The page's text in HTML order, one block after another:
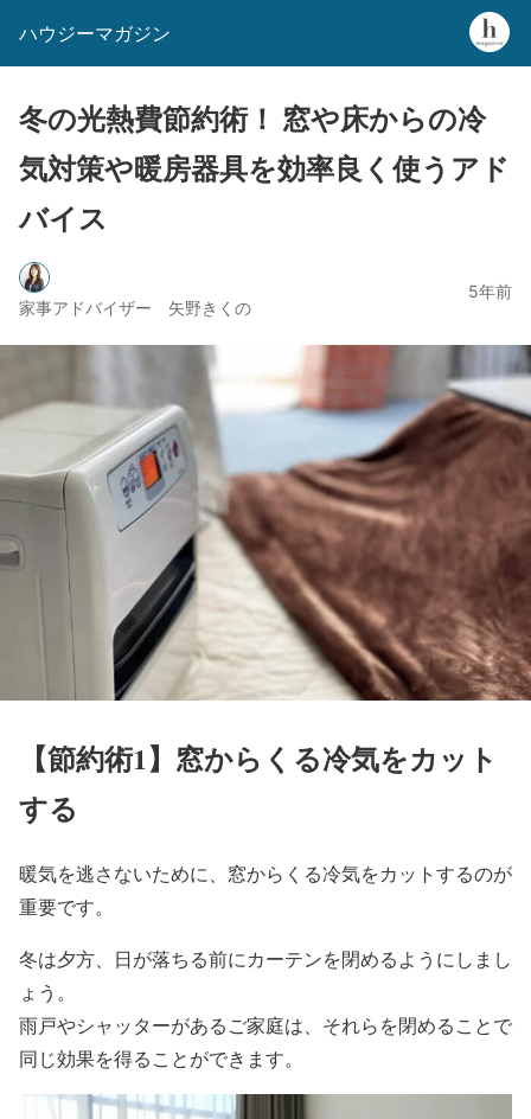
ハウジーマガジン
冬の光熱費節約術！ 窓や床からの冷
気対策や暖房器具を効率良く使うアド
バイス
家事アドバイザー 矢野きくの
5年前
【節約術1】窓からくる冷気をカット
する
暖気を逃さないために、窓からくる冷気をカットするのが
重要です。
冬は夕方、日が落ちる前にカーテンを閉めるようにしまし
ょう。
雨戸やシャッターがあるご家庭は、それらを閉めることで
同じ効果を得ることができます。